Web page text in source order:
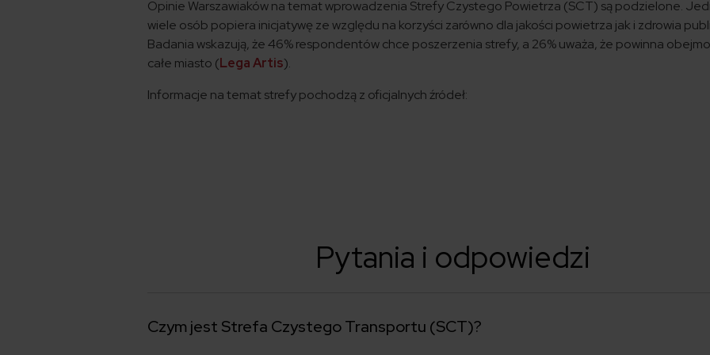
Opinie Warszawiaków na temat wprowadzenia Strefy Czystego Powietrza (SCT) są podzielone.
wiele osób popiera inicjatywę ze względu na korzyści zarówno dla jakości powietrza jak i zdrowia
Badania wskazują, że 46% respondentów chce poszerzenia strefy, a 26% uważa, że powinna
całe miasto​ (Lega Artis)​.
Informacje na temat strefy pochodzą z oficjalnych źródeł:
Pytania i odpowiedzi
Czym jest Strefa Czystego Transportu (SCT)?